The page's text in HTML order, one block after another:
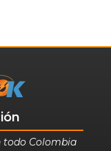
todo Colombia